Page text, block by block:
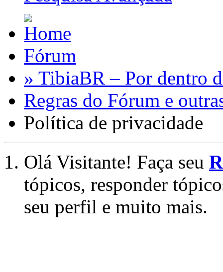
Fórum
» TibiaBR – Por dentro
Regras do Fórum e
Política de privacidade
Olá Visitante! Faça seu
tópicos, responder
seu perfil e muito mais.